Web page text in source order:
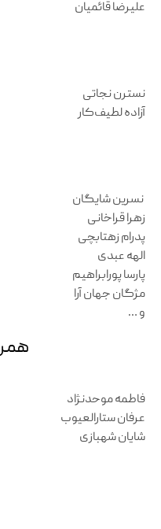
علیرضا قائمیان
نسترن نجاتی
آزاده لطیف‌کار
نسرین شایگان
زهرا قراخانی
پدرام زهتابچی
الهه عبدی
پارسا پورابراهیم
مژگان جهان آرا
و …
فاطمه موحدنژاد
عرفان ستارالعیوب
شایان شهبازی